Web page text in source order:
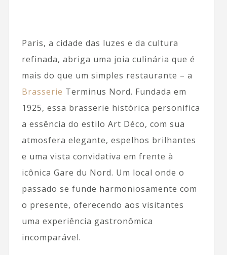
Paris, a cidade das luzes e da cultura
refinada, abriga uma joia culinária que é
mais do que um simples restaurante – a
Brasserie Terminus Nord. Fundada em
1925, essa brasserie histórica personifica
a essência do estilo Art Déco, com sua
atmosfera elegante, espelhos brilhantes
e uma vista convidativa em frente à
icônica Gare du Nord. Um local onde o
passado se funde harmoniosamente com
o presente, oferecendo aos visitantes
uma experiência gastronômica
incomparável.